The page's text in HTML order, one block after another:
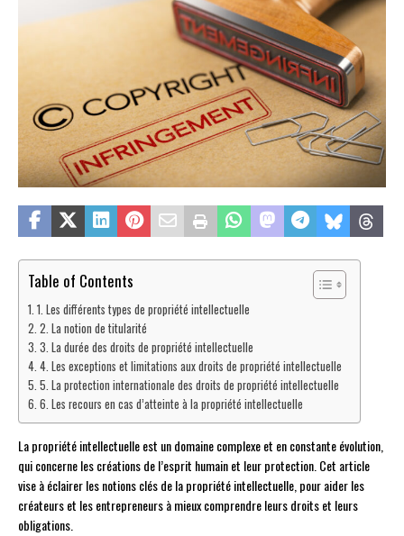
Table of Contents
1. Les différents types de propriété intellectuelle
2. La notion de titularité
3. La durée des droits de propriété intellectuelle
4. Les exceptions et limitations aux droits de propriété intellectuelle
5. La protection internationale des droits de propriété intellectuelle
6. Les recours en cas d’atteinte à la propriété intellectuelle
La propriété intellectuelle est un domaine complexe et en constante évolution,
qui concerne les créations de l’esprit humain et leur protection. Cet article
vise à éclairer les notions clés de la propriété intellectuelle, pour aider les
créateurs et les entrepreneurs à mieux comprendre leurs droits et leurs
obligations.